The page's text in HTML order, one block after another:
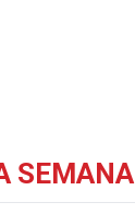
SEMANA